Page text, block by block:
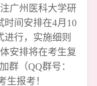
广州医科大学研
时间安排在4月10
进行，实施细则
安排将在考生复
群（QQ群号：
生报考！